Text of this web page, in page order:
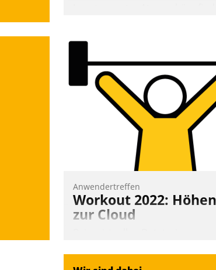
meistern und Workloads
zunehmend anspruchsvollen
und abnehmendem Nachwuchs?
Nadja Hußmann
Anwendertreffen
Workout 2022:
zur Cloud